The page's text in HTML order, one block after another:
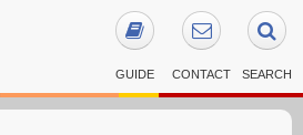
GUIDE CONTACT SEARCH